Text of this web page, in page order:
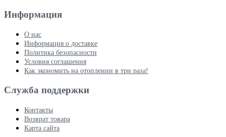
Информация
О нас
Информация о доставке
Политика безопасности
Условия соглашения
Как экономить на отоплении в три раза!
Служба поддержки
Контакты
Возврат товара
Карта сайта